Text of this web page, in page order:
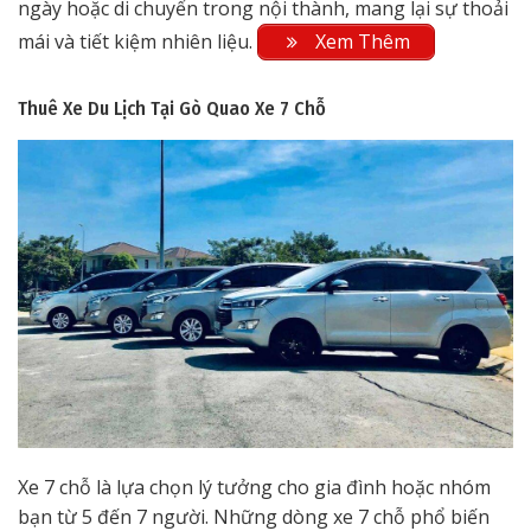
ngày hoặc di chuyển trong nội thành, mang lại sự thoải
mái và tiết kiệm nhiên liệu.
Xem Thêm
Thuê Xe Du Lịch Tại Gò Quao Xe 7 Chỗ
Xe 7 chỗ là lựa chọn lý tưởng cho gia đình hoặc nhóm
bạn từ 5 đến 7 người. Những dòng xe 7 chỗ phổ biến